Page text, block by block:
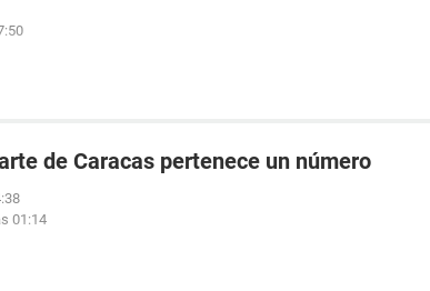
de Caracas pertenece un número
01:14